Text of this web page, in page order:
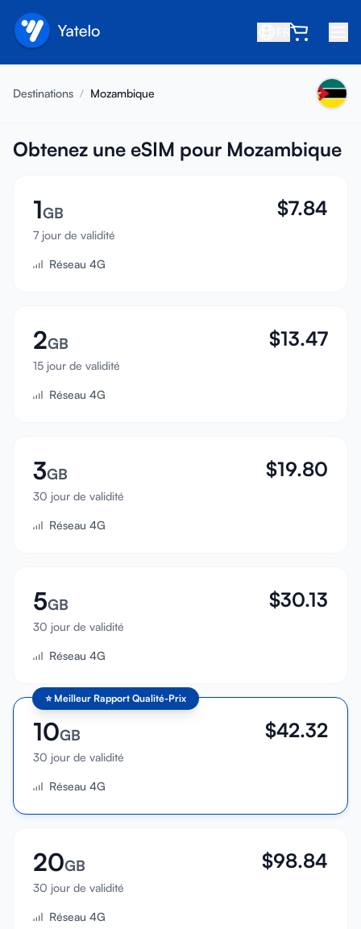
À propos
Parrainer un ami
Devenir affilié
Centre d'aide
Assistance
Compatibilité des appareils
Se connecter
Destinations / Mozambique
Obtenez une eSIM pour Mozambique
1GB
7 jour de validité
$7.84
Réseau 4G
2GB
15 jour de validité
$13.47
Réseau 4G
3GB
30 jour de validité
$19.80
Réseau 4G
5GB
30 jour de validité
$30.13
Réseau 4G
⭐ Meilleur Rapport Qualité-Prix
10GB
30 jour de validité
$42.32
Réseau 4G
20GB
30 jour de validité
$98.84
Réseau 4G